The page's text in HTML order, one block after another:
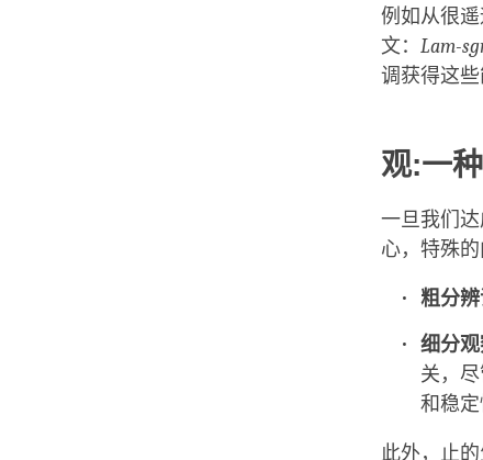
例如从很
文： Lam-
调获得这
观:一
一旦我们
心，特殊
粗分
细分
关，
和稳定
此外，止